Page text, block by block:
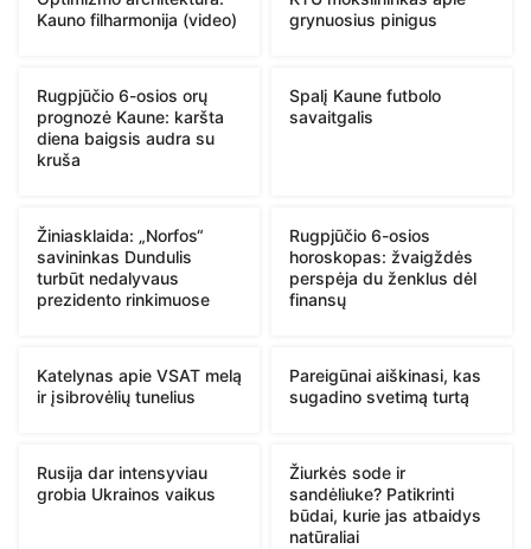
Kauno filharmonija (video)
grynuosius pinigus
Rugpjūčio 6-osios orų
prognozė Kaune: karšta
diena baigsis audra su
kruša
Spalį Kaune futbolo
savaitgalis
Žiniasklaida: „Norfos“
savininkas Dundulis
turbūt nedalyvaus
prezidento rinkimuose
Rugpjūčio 6-osios
horoskopas: žvaigždės
perspėja du ženklus dėl
finansų
Katelynas apie VSAT melą
ir įsibrovėlių tunelius
Pareigūnai aiškinasi, kas
sugadino svetimą turtą
Rusija dar intensyviau
grobia Ukrainos vaikus
Žiurkės sode ir
sandėliuke? Patikrinti
būdai, kurie jas atbaidys
natūraliai